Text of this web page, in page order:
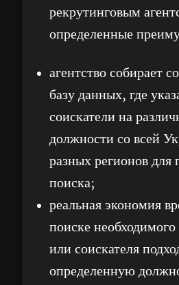
рекрутинговым
определенные
агентство собирает
базу данных, где
соискатели на
должности со всей
разных регионов для
поиска;
реальная экономия
поиске необходимого
или соискателя
определенную